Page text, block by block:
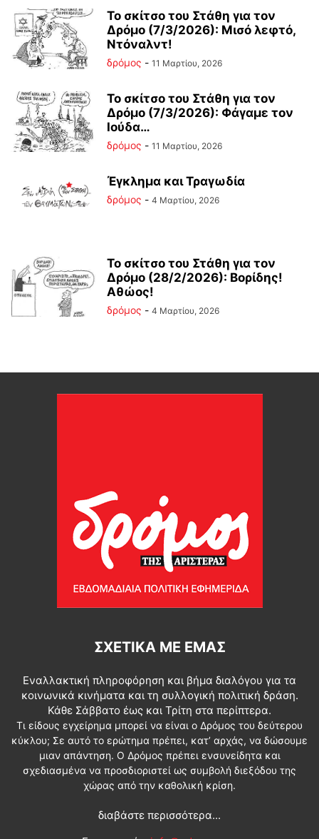
Το σκίτσο του Στάθη για τον
Δρόμο (7/3/2026): Μισό λεφτό,
Ντόναλντ!
δρόμος - 11 Μαρτίου, 2026
Το σκίτσο του Στάθη για τον
Δρόμο (7/3/2026): Φάγαμε τον
Ιούδα…
δρόμος - 11 Μαρτίου, 2026
Έγκλημα και Τραγωδία
δρόμος - 4 Μαρτίου, 2026
Το σκίτσο του Στάθη για τον
Δρόμο (28/2/2026): Βορίδης!
Αθώος!
δρόμος - 4 Μαρτίου, 2026
ΣΧΕΤΙΚΆ ΜΕ ΕΜΆΣ
Εναλλακτική πληροφόρηση και βήμα διαλόγου για τα
κοινωνικά κινήματα και τη συλλογική πολιτική δράση.
Κάθε Σάββατο έως και Τρίτη στα περίπτερα.
Τι είδους εγχείρημα μπορεί να είναι ο Δρόμος του δεύτερου
κύκλου; Σε αυτό το ερώτημα πρέπει, κατ’ αρχάς, να δώσουμε
μιαν απάντηση. Ο Δρόμος πρέπει ενσυνείδητα και
σχεδιασμένα να προσδιοριστεί ως συμβολή διεξόδου της
χώρας από την καθολική κρίση.
διαβάστε περισσότερα...